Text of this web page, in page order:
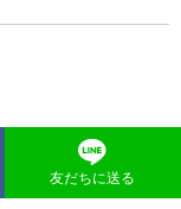
友だちに送る